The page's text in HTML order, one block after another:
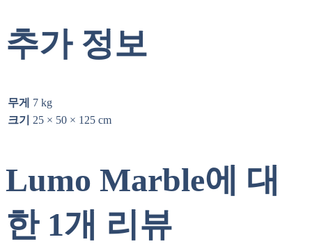
추가 정보
무게
7 kg
크기
25 × 50 × 125 cm
Lumo Marble에 대
한 1개 리뷰